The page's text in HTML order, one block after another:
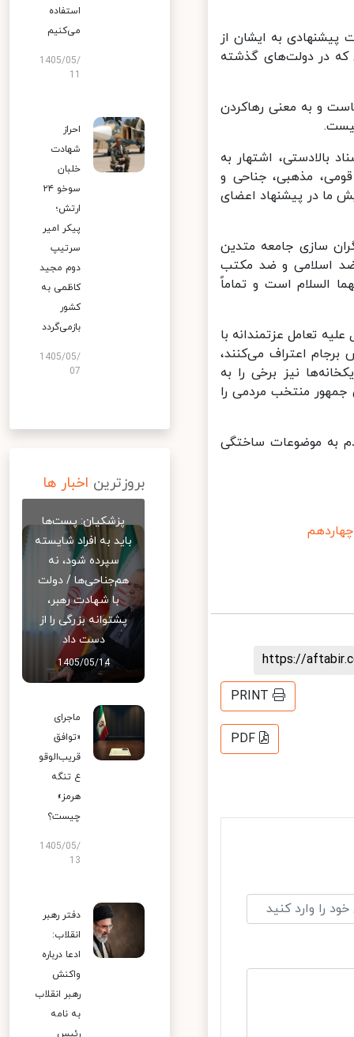
به ایشان از
در دولت‌های گذشته
و به معنی رهاکردن
بالادستی، اشتهار به
مذهبی، جناحی و
ما در پیشنهاد اعضای
سازی جامعه متدین
اسلامی و ضد مکتب
السلام است و تماماً
گذشته دور از انتظار نبود. همان‌گونه که ۱۰ سال علیه تعامل عزتمندانه با
اعتراف می‌کنند،
نیز برخی را به
منتخب مردمی را
مردم به موضوعات ساختگی
https://
PRINT
PDF
استفاده
می‌کنیم
1405/05/
احراز
شهادت
خلبان
سوخو ۲۴
ارتش؛
پیکر امیر
سرتیپ
دوم مجید
کاظمی به
کشور
بازمی‌گردد
1405/05/
07
بروزترین اخبار ها
پزشکیان: پست‌ها
باید به افراد شایسته
سپرده شود، نه
هم‌جناحی‌ها / دولت
با شهادت رهبر،
پشتوانه بزرگی را از
دست داد
1405/05/14
ماجرای
«توافق
قریب‌الوقو
ع تنگه
هرمز»
چیست؟
1405/05/
13
دفتر رهبر
انقلاب:
ادعا درباره
واکنش
رهبر انقلاب
به نامه
رئیس